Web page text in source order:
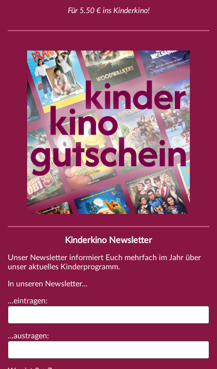
Für 5.50 € ins Kinderkino!
Kinderkino Newsletter
Unser Newsletter informiert Euch mehrfach im Jahr über
unser aktuelles Kinderprogramm.
In unseren Newsletter...
...eintragen:
...austragen: